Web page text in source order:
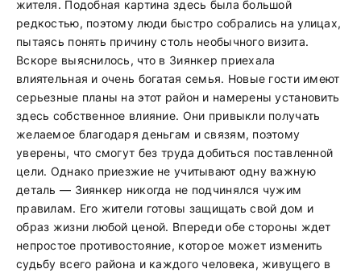
жителя. Подобная картина здесь была большой
редкостью, поэтому люди быстро собрались на улицах,
пытаясь понять причину столь необычного визита.
Вскоре выяснилось, что в Зиянкер приехала
влиятельная и очень богатая семья. Новые гости имеют
серьезные планы на этот район и намерены установить
здесь собственное влияние. Они привыкли получать
желаемое благодаря деньгам и связям, поэтому
уверены, что смогут без труда добиться поставленной
цели. Однако приезжие не учитывают одну важную
деталь — Зиянкер никогда не подчинялся чужим
правилам. Его жители готовы защищать свой дом и
образ жизни любой ценой. Впереди обе стороны ждет
непростое противостояние, которое может изменить
судьбу всего района и каждого человека, живущего в